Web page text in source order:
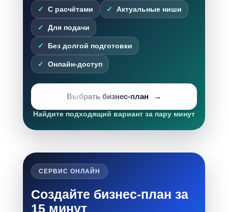
С расчётами Актуальные ниши
Для подачи
Без долгой подготовки
Онлайн-доступ
Выбрать бизнес-план
Найдите подходящий вариант за пару минут
СЕРВИС ОНЛАЙН
Создайте бизнес-план за
15 минут